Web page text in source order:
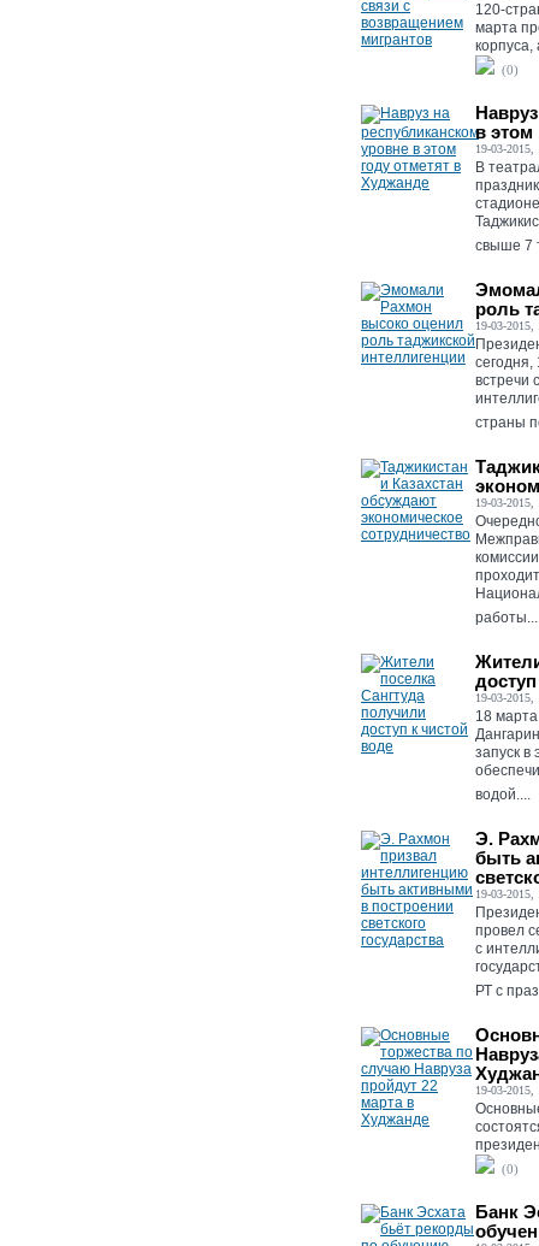
120-
марта
корпуса,
(0)
в этом
19-03-2015,
В
свыше 7
роль
19-03-2015,
встречи
страны
19-03-2015,
работы...
19-03-2015,
18
запуск в
водой....
Э.
быть
19-03-2015,
провел
с
РТ с
19-03-2015,
(0)
Банк